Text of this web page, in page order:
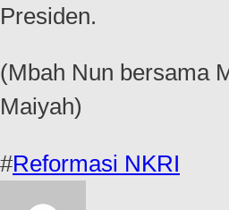
Presiden.
(Mbah Nun bersama
Maiyah)
#Reformasi NKRI